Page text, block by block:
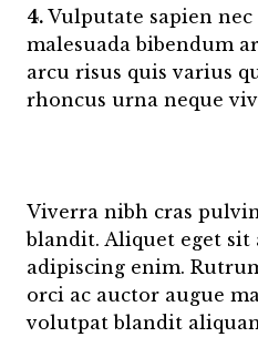
4. Vulputate sapien
malesuada bibendum
arcu risus quis varius
rhoncus urna neque
Viverra nibh cras
blandit. Aliquet eget sit
adipiscing enim.
orci ac auctor augue
volutpat blandit